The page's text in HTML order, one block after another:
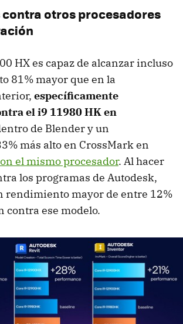
contra otros procesadores
HX es capaz de alcanzar incluso
81% mayor que en la
específicamente
el i9 11980 HK en
de Blender y un
más alto en CrossMark en
el mismo procesador. Al hacer
los programas de Autodesk,
rendimiento mayor de entre 12%
contra ese modelo.